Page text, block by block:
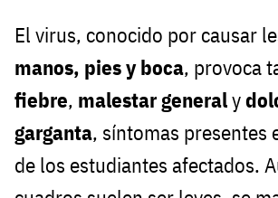
El virus, conocido por causar
manos, pies y boca, provoca
fiebre, malestar generaly
garganta, síntomas presentes
de los estudiantes afectados.